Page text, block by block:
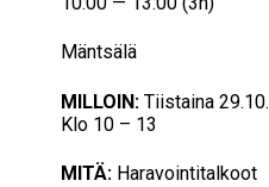
MILLOIN: Tiistaina 29.10.
Klo 10 – 13
MITÄ: Haravointitalkoot
Mäntsälä